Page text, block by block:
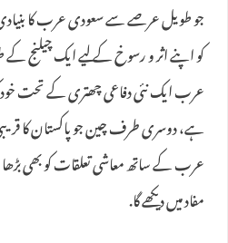
جو طویل عرصے سے سعودی عرب کا
کو اپنے اثر و رسوخ کے لیے ایک چیلنج کے
عرب ایک نئی دفاعی چھتری کے تحت خود
ہے، دوسری طرف چین جو پاکستان کا
عرب کے ساتھ معاشی تعلقات کو بھی
مفاد میں دیکھے گا.